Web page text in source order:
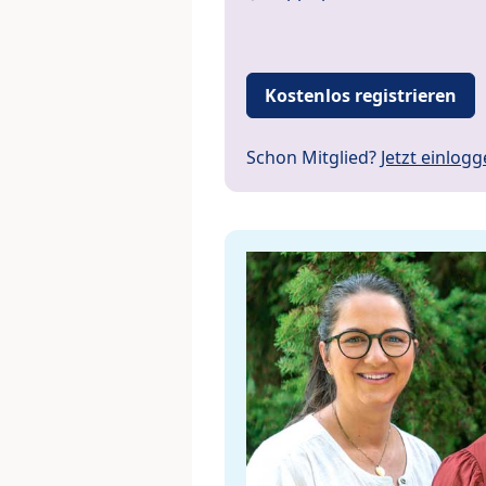
Kostenlos registrieren
Schon Mitglied? Jetzt